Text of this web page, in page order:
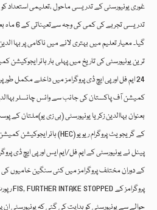
غوری یونیورسٹی کے تدریسی ماحول ،تعلیمی استعداد
تدریسی
گیا۔ معیار تعلیم میں بہتری لانے میں ناکامی پر بہا
ترین یونیورسٹی کی تاریخ میں پہلی بار ہائر
24 ایم فل اور پی ایچ ڈی پروگرامز میں داخلے مکمل
کمیشن آف پاکستان کی جانب سے وائس چانسلر
بعنوان بہاالدین زکریا یونیورسٹی (بی زی یو)ملتان
کے دوران مختلف پروگرامز میں کئی سنگین خامیوں
حوالے سے یونیورسٹی کو ہدایت کی گئی کہ یونیورسٹی